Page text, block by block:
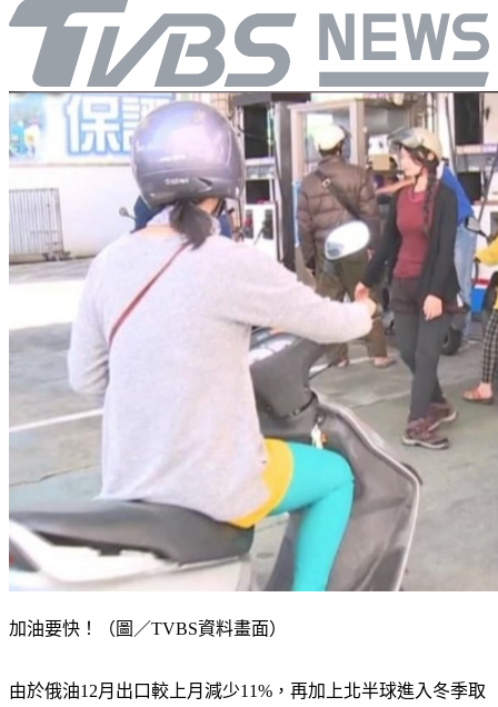
加油要快！（圖／TVBS資料畫面）
由於俄油12月出口較上月減少11%，再加上北半球進入冬季取